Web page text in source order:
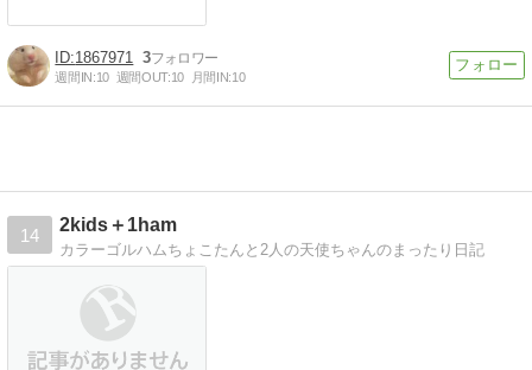
1867971 3
週間IN:10 週間OUT:10 月間IN:10
14
2kids＋1ham
カラーゴルハムちょこたんと2人の天使ちゃんのまったり日記